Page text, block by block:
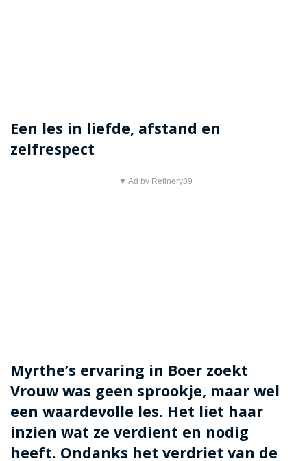
Een les in liefde, afstand en
zelfrespect
▼ Ad by Refinery89
Myrthe’s ervaring in Boer zoekt
Vrouw was geen sprookje, maar wel
een waardevolle les. Het liet haar
inzien wat ze verdient en nodig
heeft. Ondanks het verdriet van de